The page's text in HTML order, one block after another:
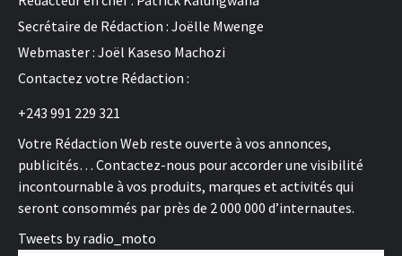
Secrétaire de Rédaction : Joëlle Mwenge
Webmaster : Joël Kaseso Machozi
Contactez votre Rédaction :
+243 991 229 321
Votre Rédaction Web reste ouverte à vos annonces,
publicités… Contactez-nous pour accorder une visibilité
incontournable à vos produits, marques et activités qui
seront consommés par près de 2 000 000 d’internautes.
Tweets by radio_moto